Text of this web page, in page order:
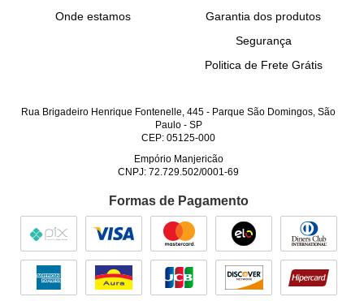
Onde estamos
Garantia dos produtos
Segurança
Politica de Frete Grátis
Rua Brigadeiro Henrique Fontenelle, 445 - Parque São Domingos, São
Paulo- SP
CEP: 05125-000
Empório Manjericão
CNPJ: 72.729.502/0001-69
Formas de Pagamento